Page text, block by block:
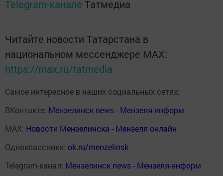
Telegram-канале Татмедиа
Читайте новости Татарстана в
национальном мессенджере MАХ:
https://max.ru/tatmedia
Самое интересное в наших социальных сетях:
ВКонтакте: Мензелинск news - Мензеля-информ
MAX: Новости Мензелинска - Мензеля онлайн
Одноклассники: ok.ru/menzelinsk
Telegram-канал: Мензелинск news - Мензеля-информ